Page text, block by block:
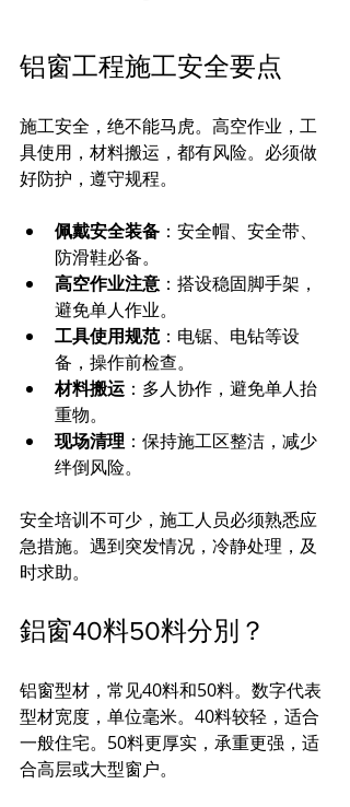
铝窗工程施工安全要点
施工安全，绝不能马虎。高空作业，工
具使用，材料搬运，都有风险。必须做
好防护，遵守规程。
佩戴安全装备 ：安全帽、安全带、
防滑鞋必备。
高空作业注意 ：搭设稳固脚手架，
避免单人作业。
工具使用规范：电锯、电钻等设
备，操作前检查。
材料搬运 ：多人协作，避免单人抬
重物。
现场清理 ：保持施工区整洁，减少
绊倒风险。
安全培训不可少，施工人员必须熟悉应
急措施。遇到突发情况，冷静处理，及
时求助。
鋁窗40料50料分別？
铝窗型材，常见40料和50料。数字代表
型材宽度，单位毫米。40料较轻，适合
一般住宅。50料更厚实，承重更强，适
合高层或大型窗户。